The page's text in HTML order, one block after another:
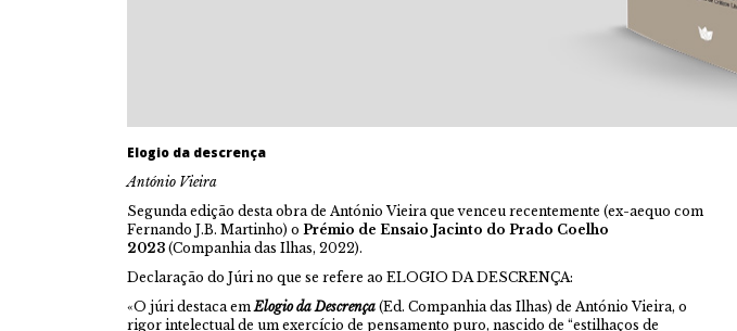
Elogio da descrença
António Vieira
Segunda edição desta obra de António Vieira que venceu recentemente (ex-aequo com
Fernando J.B. Martinho) o Prémio de Ensaio Jacinto do Prado Coelho
2023 (Companhia das Ilhas, 2022).
Declaração do Júri no que se refere ao ELOGIO DA DESCRENÇA:
«O júri destaca emElogio da Descrença (Ed. Companhia das Ilhas) de António Vieira, o
rigor intelectual de um exercício de pensamento puro, nascido de “estilhaços de